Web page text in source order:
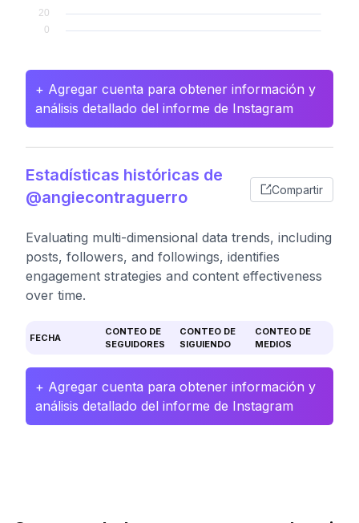
+ Agregar cuenta para obtener información y
análisis detallado del informe de Instagram
Estadísticas históricas de
@angiecontraguerro
Compartir
Evaluating multi-dimensional data trends, including
posts, followers, and followings, identifies
engagement strategies and content effectiveness
over time.
FECHA
CONTEO DE
SEGUIDORES
CONTEO DE
SIGUIENDO
CONTEO DE
MEDIOS
+ Agregar cuenta para obtener información y
análisis detallado del informe de Instagram